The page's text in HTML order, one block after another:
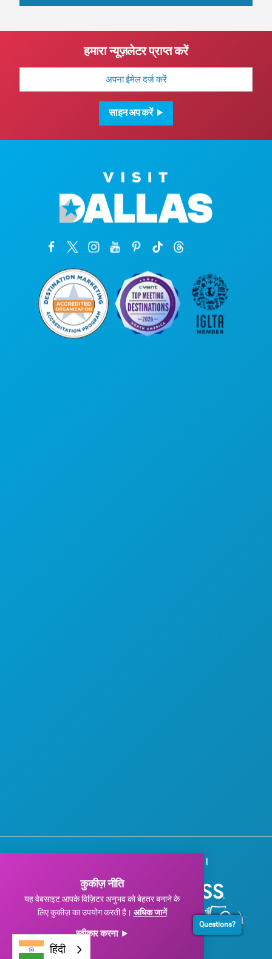
हमारा न्यूज़लेटर प्राप्त करें
मेल
साइन अप करें
हमारे कॉर्पोरेट प्रायोजकों को धन्यवाद।
कुकीज़ नीति
यह वेबसाइट आपके विज़िटर अनुभव को बेहतर बनाने के
लिए कुकीज़ का उपयोग करती है। अधिक जानें
स्वीकार करना
हिंदी
Questions?